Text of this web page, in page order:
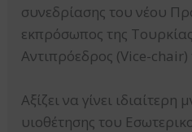
συνεδρίασης του νέου
εκπρόσωπος της
Αντιπρόεδρος (Vice-
Αξίζει να γίνει ιδιαίτερη
υιοθέτησης του